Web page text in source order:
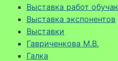
Выставка работ
Выставка экспонентов
Выставки
Гавриченкова М.В.
Галка